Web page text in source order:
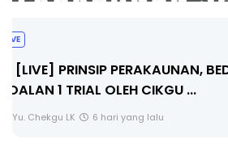
BICARA PROFESIONAL 8 :
PENGARAH PENDIDIKAN
Unknown 8 hari yang lalu